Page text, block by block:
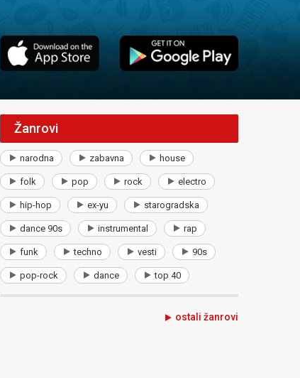
Žanrovi
narodna zabavna house
folk pop rock electro
hip-hop ex-yu starogradska
dance 90s instrumental rap
funk techno vesti 90s
pop-rock dance top 40
ostali žanrovi